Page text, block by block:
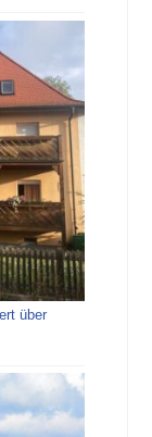
über